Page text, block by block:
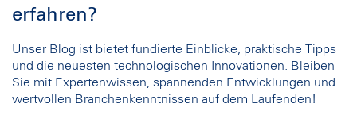
erfahren?
Unser Blog ist bietet fundierte Einblicke, praktische Tipps
und die neuesten technologischen Innovationen. Bleiben
Sie mit Expertenwissen, spannenden Entwicklungen und
wertvollen Branchenkenntnissen auf dem Laufenden!